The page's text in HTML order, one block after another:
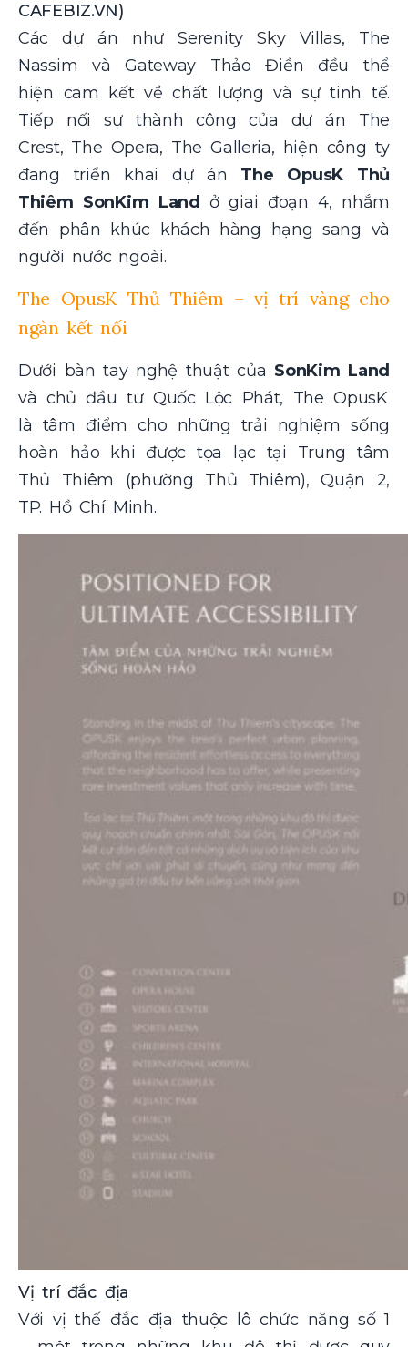
CAFEBIZ.VN)
Các dự án như Serenity Sky Villas, The
Nassim và Gateway Thảo Điền đều thể
hiện cam kết về chất lượng và sự tinh tế.
Tiếp nối sự thành công của dự án The
Crest, The Opera, The Galleria, hiện công ty
đang triển khai dự án The OpusK Thủ
Thiêm SonKim Landở giai đoạn 4, nhắm
đến phân khúc khách hàng hạng sang và
người nước ngoài.
The OpusK Thủ Thiêm – vị trí vàng cho
ngàn kết nối
Dưới bàn tay nghệ thuật của SonKim Land
và chủ đầu tư Quốc Lộc Phát, The OpusK
là tâm điểm cho những trải nghiệm sống
hoàn hảo khi được tọa lạc tại Trung tâm
Thủ Thiêm (phường Thủ Thiêm), Quận 2,
TP. Hồ Chí Minh.
Vị trí đắc địa
Với vị thế đắc địa thuộc lô chức năng số 1